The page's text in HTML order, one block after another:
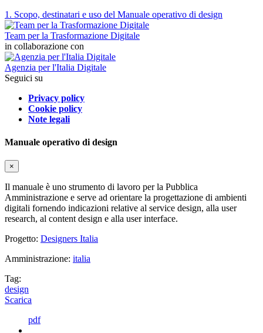
1. Scopo, destinatari e uso del Manuale operativo di design
Team per la Trasformazione Digitale
in collaborazione con
Agenzia per l'Italia Digitale
Seguici su
Privacy policy
Cookie policy
Note legali
Manuale operativo di design
×
Il manuale è uno strumento di lavoro per la Pubblica
Amministrazione e serve ad orientare la progettazione di ambienti
digitali fornendo indicazioni relative al service design, alla user
research, al content design e alla user interface.
Progetto: Designers Italia
Amministrazione: italia
Tag:
design
Scarica
pdf